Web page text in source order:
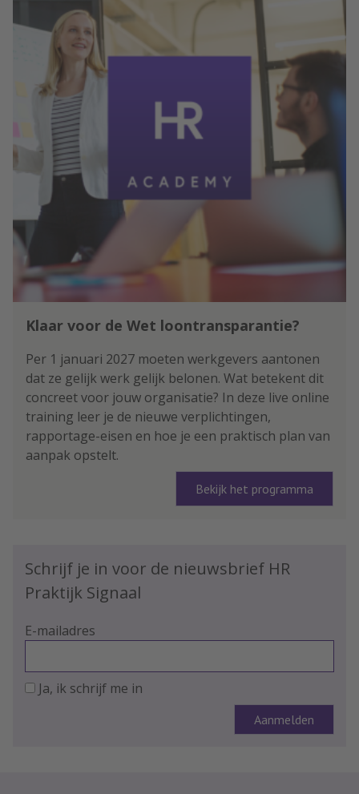
Klaar voor de Wet loontransparantie?
Per 1 januari 2027 moeten werkgevers aantonen
dat ze gelijk werk gelijk belonen. Wat betekent dit
concreet voor jouw organisatie? In deze live online
training leer je de nieuwe verplichtingen,
rapportage-eisen en hoe je een praktisch plan van
aanpak opstelt.
Bekijk het programma
Schrijf je in voor de nieuwsbrief HR
Praktijk Signaal
E-mailadres
Ja, ik schrijf me in